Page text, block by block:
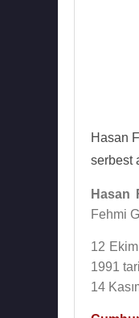
Hasan
serbest
Hasan
Fehmi
12
1991
14